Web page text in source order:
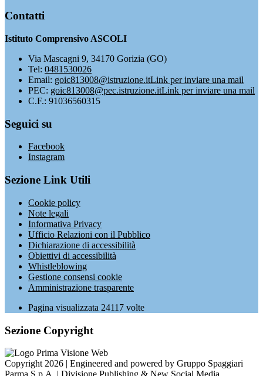
Contatti
Istituto Comprensivo ASCOLI
Via Mascagni 9, 34170 Gorizia (GO)
Tel: 0481530026
Email: goic813008@istruzione.itLink per inviare una mail
PEC: goic813008@pec.istruzione.itLink per inviare una mail
C.F.: 91036560315
Seguici su
Facebook
Instagram
Sezione Link Utili
Cookie policy
Note legali
Informativa Privacy
Ufficio Relazioni con il Pubblico
Dichiarazione di accessibilità
Obiettivi di accessibilità
Whistleblowing
Gestione consensi cookie
Amministrazione trasparente
Pagina visualizzata 24117 volte
Sezione Copyright
Copyright 2026 | Engineered and powered by Gruppo Spaggiari